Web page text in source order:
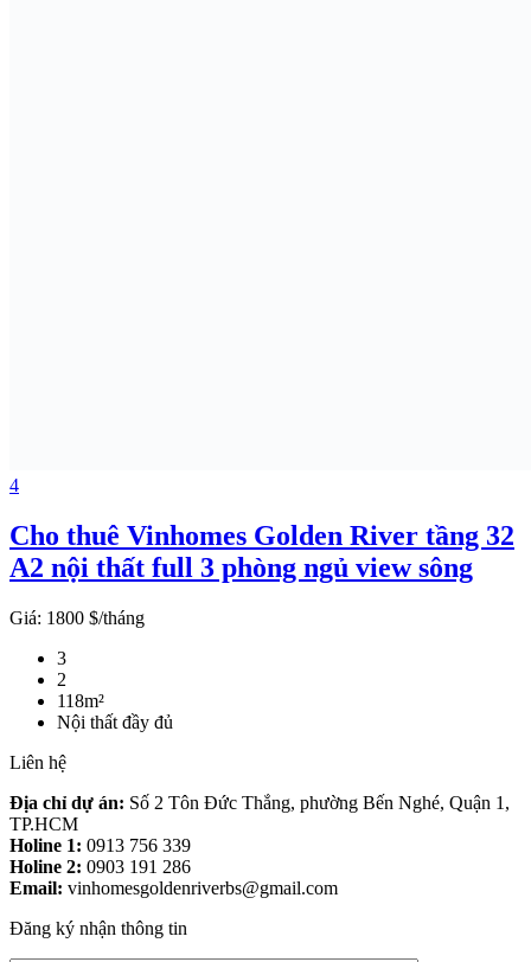
4
Cho thuê Vinhomes Golden River tầng 32
A2 nội thất full 3 phòng ngủ view sông
Giá: 1800 $/tháng
3
2
118m²
Nội thất đầy đủ
Liên hệ
Địa chỉ dự án: Số 2 Tôn Đức Thắng, phường Bến Nghé, Quận 1,
TP.HCM
Holine 1: 0913 756 339
Holine 2: 0903 191 286
Email: vinhomesgoldenriverbs@gmail.com
Đăng ký nhận thông tin